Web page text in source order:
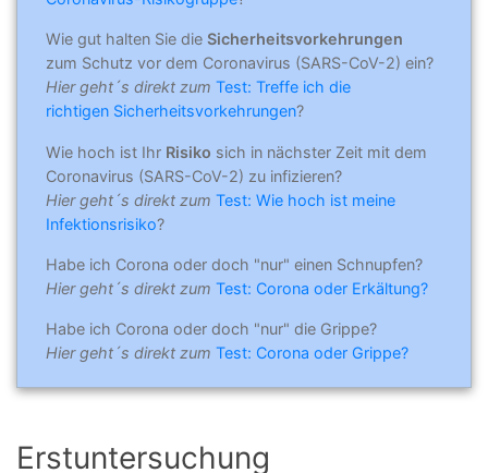
Wie gut halten Sie die Sicherheitsvorkehrungen
zum Schutz vor dem Coronavirus (SARS-CoV-2) ein?
Hier geht´s direkt zum Test: Treffe ich die
richtigen Sicherheitsvorkehrungen?
Wie hoch ist Ihr Risiko sich in nächster Zeit mit dem
Coronavirus (SARS-CoV-2) zu infizieren?
Hier geht´s direkt zum Test: Wie hoch ist meine
Infektionsrisiko?
Habe ich Corona oder doch "nur" einen Schnupfen?
Hier geht´s direkt zum Test: Corona oder Erkältung?
Habe ich Corona oder doch "nur" die Grippe?
Hier geht´s direkt zum Test: Corona oder Grippe?
Erstuntersuchung